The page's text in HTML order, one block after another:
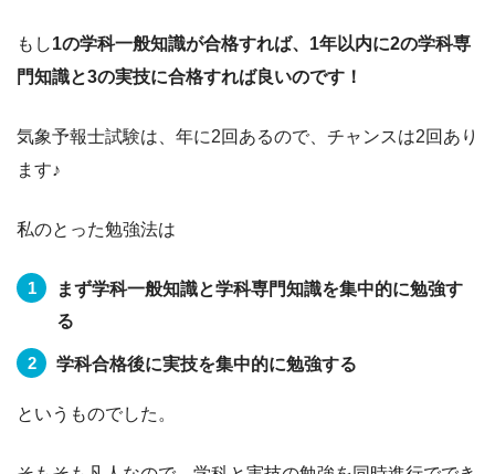
もし1の学科一般知識が合格すれば、1年以内に2の学科専
門知識と3の実技に合格すれば良いのです！
気象予報士試験は、年に2回あるので、チャンスは2回あり
ます♪
私のとった勉強法は
まず学科一般知識と学科専門知識を集中的に勉強す
る
学科合格後に実技を集中的に勉強する
というものでした。